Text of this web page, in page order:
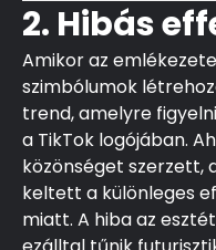
2. Hibás
Amikor az
szimbólumok
trend, amelyre
a TikTok logójában.
közönséget szerzett,
keltett a különleges
miatt. A hiba az